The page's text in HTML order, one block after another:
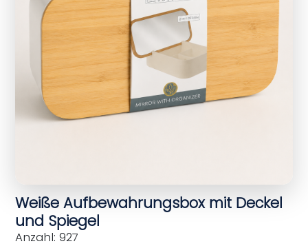
Weiße Aufbewahrungsbox mit Deckel
und Spiegel
Anzahl: 927